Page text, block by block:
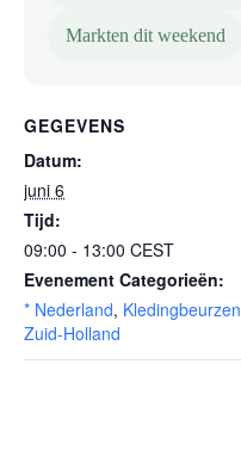
Markten dit weekend
GEGEVENS
Datum:
juni 6
Tijd:
09:00 - 13:00 CEST
Evenement Categorieën:
* Nederland, Kledingbeurzen
Zuid-Holland